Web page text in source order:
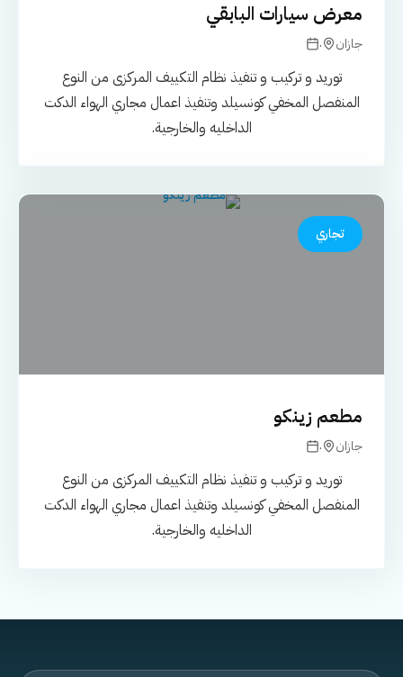
معرض سيارات البابقي
جازان
.
توريد و تركيب و تنفيذ نظام التكييف المركزى من النوع
المنفصل المخفي كونسيلد وتنفيذ اعمال مجاري الهواء الدكت
الداخليه والخارجية.
تجاري
مطعم زينكو
جازان
.
توريد و تركيب و تنفيذ نظام التكييف المركزى من النوع
المنفصل المخفي كونسيلد وتنفيذ اعمال مجاري الهواء الدكت
الداخليه والخارجية.